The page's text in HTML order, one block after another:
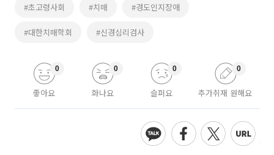
#초고령사회 #치매 #경도인지장애
#대한치매학회 #신경심리검사
좋아요
0
화나요
0
슬퍼요
0
추가취재 원해요
0